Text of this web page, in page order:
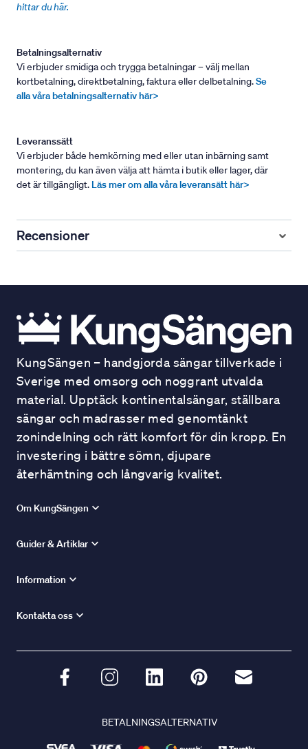
hittar du här.
Betalningsalternativ
Vi erbjuder smidiga och trygga betalningar – välj mellan
kortbetalning, direktbetalning, faktura eller delbetalning.Se
alla våra betalningsalternativ här>
Leveranssätt
Vi erbjuder både hemkörning med eller utan inbärning samt
montering, du kan även välja att hämta i butik eller lager, där
det är tillgängligt. Läs mer om alla våra leveransätt här>
Recensioner
KungSängen – handgjorda sängar tillverkade i
Sverige med omsorg och noggrant utvalda
material. Upptäck kontinentalsängar, ställbara
sängar och madrasser med genomtänkt
zonindelning och rätt komfort för din kropp. En
investering i bättre sömn, djupare
återhämtning och långvarig kvalitet.
Om KungSängen
Guider & Artiklar
Information
Kontakta oss
BETALNINGSALTERNATIV